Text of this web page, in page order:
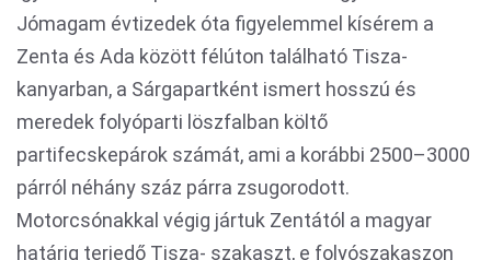
Jómagam évtizedek óta figyelemmel kísérem a
Zenta és Ada között félúton található Tisza-
kanyarban, a Sárgapartként ismert hosszú és
meredek folyóparti löszfalban költő
partifecskepárok számát, ami a korábbi 2500–3000
párról néhány száz párra zsugorodott.
Motorcsónakkal végig jártuk Zentától a magyar
határig terjedő Tisza- szakaszt, e folyószakaszon